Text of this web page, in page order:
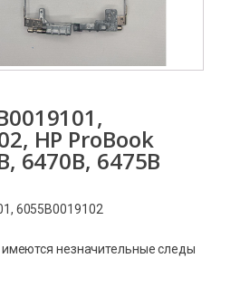
HP ProBook
6470B, 6475B
6055B0019102
незначительные следы